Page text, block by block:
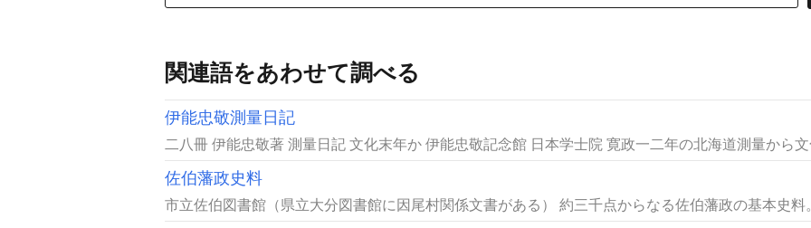
関連語をあわせて調べる
伊能忠敬測量日記
二八冊 伊能忠敬著 測量日記 文化末年か 伊能忠敬記念館 日本学士院 寛政一二年の北海道測量から文
佐伯藩政史料
市立佐伯図書館（県立大分図書館に因尾村関係文書がある） 約三千点からなる佐伯藩政の基本史料